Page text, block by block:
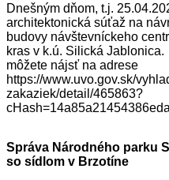
Dnešným dňom, t.j.
architektonická súťaž na
budovy návštevníckeho
kras v k.ú. Silická
môžete nájsť na adrese
https://www.uvo.gov.sk/
zakaziek/detail/465863?
Správa Národného parku
so sídlom v Brzotíne